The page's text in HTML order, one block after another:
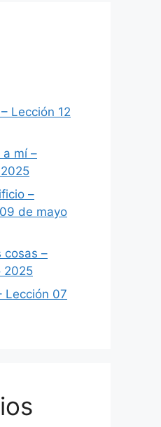
Lección 12
a mí –
–
de mayo
cosas –
2025
Lección 07